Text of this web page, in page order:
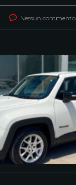
Nessun commento